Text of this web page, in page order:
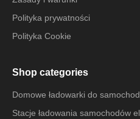
Polityka prywatności
Polityka Cookie
Shop categories
Domowe ładowarki do
Stacje ładowania samochodów